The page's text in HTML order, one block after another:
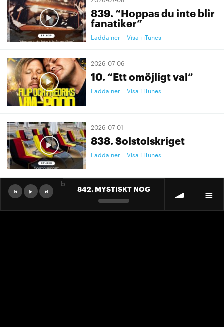
839. “Hoppas du inte blir
fanatiker”
Ladda ner Visa i iTunes
2026-07-06
10. “Ett omöjligt val”
Ladda ner Visa i iTunes
2026-07-01
838. Solstolskriget
Ladda ner Visa i iTunes
2026-07-01
9. "Ett landslag att älska"
842. MYSTISKT NOG
b